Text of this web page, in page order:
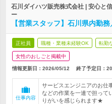
石川ダイハツ販売株式会社 | 安心と
ー
【営業スタッフ】石川県内勤
正社員 職種・業種未経験OK 転勤
女性のおしごと掲載中
情報更新日：2026/05/12 終了予定日：
仕事内容
サービスエンジニアのお仕
などの作業を一連で担って
りがいを感じられます★